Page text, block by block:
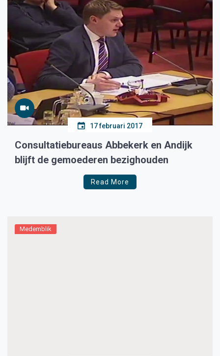
17 februari 2017
Consultatiebureaus Abbekerk en Andijk
blijft de gemoederen bezighouden
Read More
Medemblik